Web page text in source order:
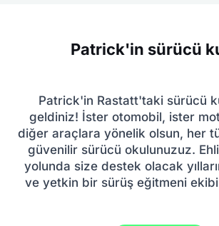
Patrick'in sürücü
Patrick'in Rastatt'taki sürücü
geldiniz! İster otomobil, ister
diğer araçlara yönelik olsun, her
güvenilir sürücü okulunuzuz.
yolunda size destek olacak
ve yetkin bir sürüş eğitmeni